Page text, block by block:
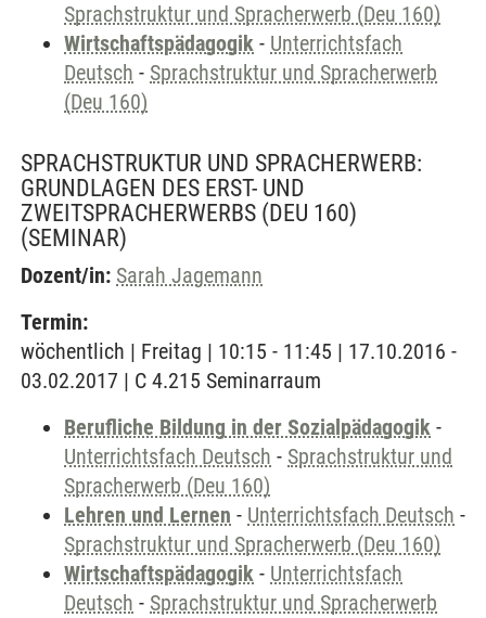
Sprachstruktur und Spracherwerb (Deu 160)
Wirtschaftspädagogik - Unterrichtsfach
Deutsch - Sprachstruktur und Spracherwerb
(Deu 160)
SPRACHSTRUKTUR UND SPRACHERWERB:
GRUNDLAGEN DES ERST- UND
ZWEITSPRACHERWERBS (DEU 160)
(SEMINAR)
Dozent/in: Sarah Jagemann
Termin:
wöchentlich | Freitag | 10:15 - 11:45 | 17.10.2016 -
03.02.2017 | C 4.215 Seminarraum
Berufliche Bildung in der Sozialpädagogik -
Unterrichtsfach Deutsch - Sprachstruktur und
Spracherwerb (Deu 160)
Lehren und Lernen - Unterrichtsfach Deutsch -
Sprachstruktur und Spracherwerb (Deu 160)
Wirtschaftspädagogik - Unterrichtsfach
Deutsch - Sprachstruktur und Spracherwerb